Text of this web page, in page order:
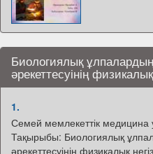
Биологиялық
әрекеттесуінің физикалық
1.
Семей мемлекеттік медицина
Тақырыбы: Биологиялық
әрекеттесуінің физикалық